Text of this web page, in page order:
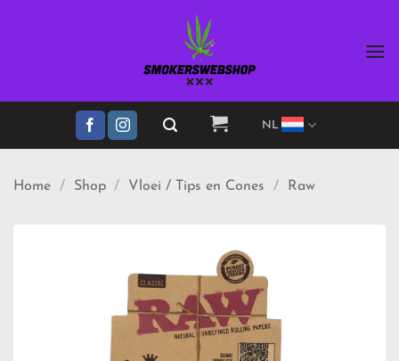
NL
Home / Shop / Vloei / Tips en Cones / Raw